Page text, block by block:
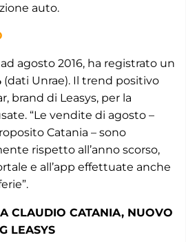
auto.
agosto 2016, ha registrato un
(dati Unrae). Il trend positivo
brand di Leasys, per la
“Le vendite di agosto –
Catania – sono
rispetto all’anno scorso,
e all’app effettuate anche
CLAUDIO CATANIA, NUOVO
LEASYS